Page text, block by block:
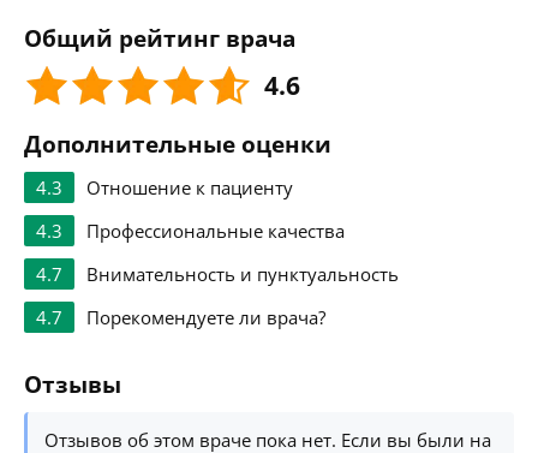
Общий рейтинг врача
4.6
Дополнительные оценки
4.3
Отношение к пациенту
4.3
Профессиональные качества
4.7
Внимательность и пунктуальность
4.7
Порекомендуете ли врача?
Отзывы
Отзывов об этом враче пока нет. Если вы были на